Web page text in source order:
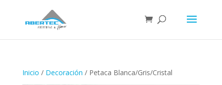
Inicio / Decoración / Petaca Blanca/Gris/Cristal